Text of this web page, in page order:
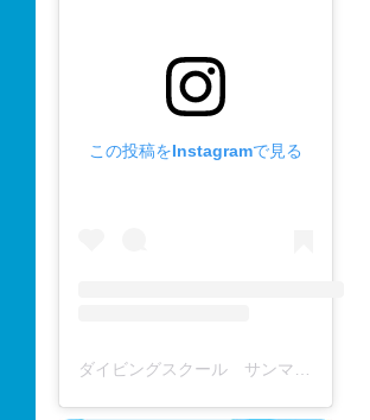
この投稿をInstagramで見る
ダイビングスクール サンマーレ / diving school(@diving_school_sanmare)がシェアした投稿